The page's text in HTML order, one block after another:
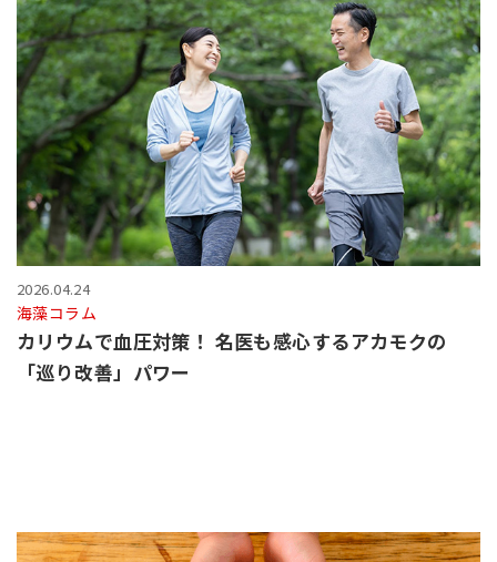
2026.04.24
海藻コラム
カリウムで血圧対策！ 名医も感心するアカモクの
「巡り改善」パワー